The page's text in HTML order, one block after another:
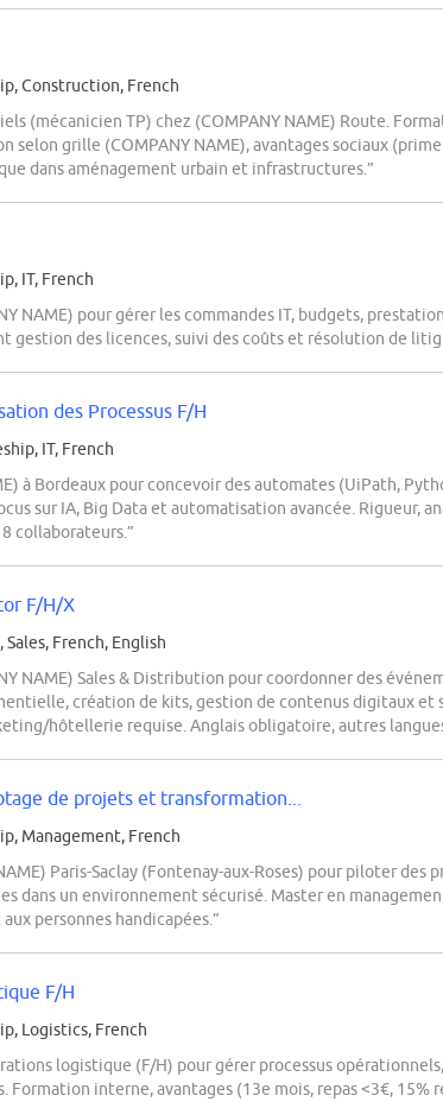
Construction, French
(mécanicien TP) chez (COMPANY NAME) Route.
selon grille (COMPANY NAME), avantages sociaux (prime
dans aménagement urbain et infrastructures.”
IT, French
NAME) pour gérer les commandes IT, budgets,
gestion des licences, suivi des coûts et résolution de
des Processus F/H
IT, French
à Bordeaux pour concevoir des automates (UiPath,
sur IA, Big Data et automatisation avancée. Rigueur,
collaborateurs.”
F/H/X
French, English
NAME) Sales & Distribution pour coordonner des
création de kits, gestion de contenus digitaux et
hôtellerie requise. Anglais obligatoire, autres
de projets et transformation...
Management, French
Paris-Saclay (Fontenay-aux-Roses) pour piloter des
dans un environnement sécurisé. Master en
personnes handicapées.”
F/H
Logistics, French
logistique (F/H) pour gérer processus
interne, avantages (13e mois, repas <3€, 15%